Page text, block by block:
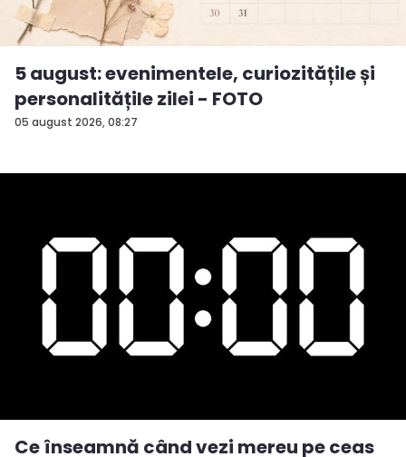
05 august 2026, 08:27
5 august: evenimentele, curiozitățile și
personalitățile zilei - FOTO
Ce înseamnă când vezi mereu pe ceas